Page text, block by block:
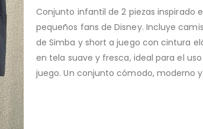
Conjunto infantil de 2 piezas inspirado
pequeños fans de Disney. Incluye
de Simba y short a juego con cintura
en tela suave y fresca, ideal para el
juego. Un conjunto cómodo, moderno